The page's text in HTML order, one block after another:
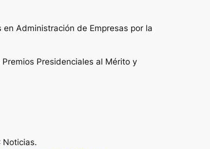
Administración de Empresas por la
Presidenciales al Mérito y
Noticias.